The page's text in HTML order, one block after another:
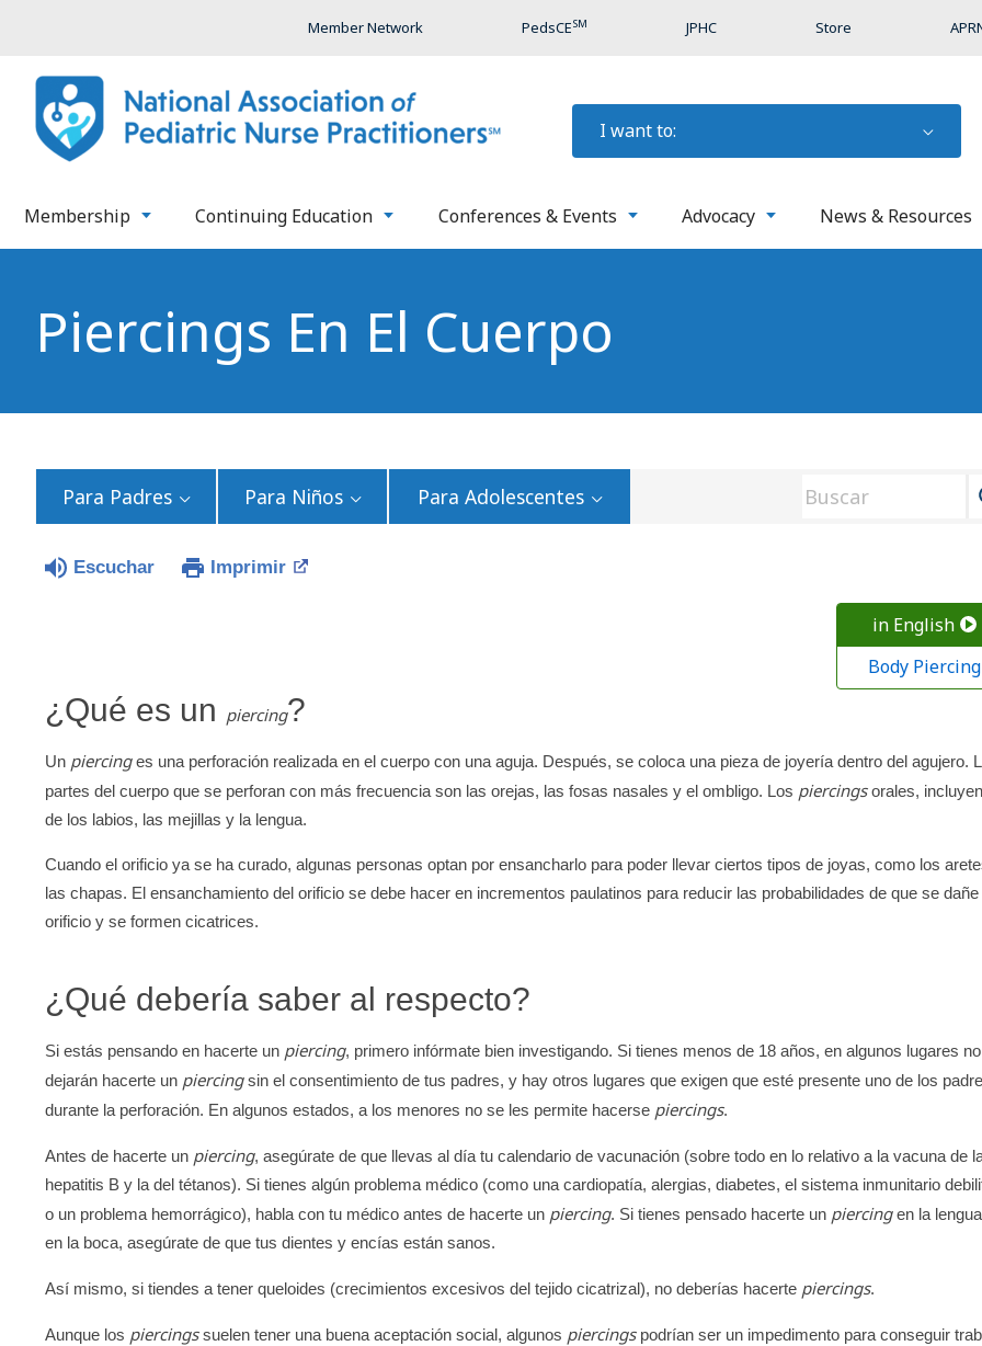
Member Network PedsCESM JPHC Store
I want to:
Membership Continuing Education Conferences & Events Advocacy News & Resources
Piercings En El Cuerpo
Para Padres Para Niños Para Adolescentes
Escuchar Imprimir
in English
Body Piercing
¿Qué es un piercing?
Un piercinges una perforación realizada en el cuerpo con una aguja. Después, se coloca una pieza de joyería dentro del agujero.
partes del cuerpo que se perforan con más frecuencia son las orejas, las fosas nasales y el ombligo. Los piercingsorales,
de los labios, las mejillas y la lengua.
Cuando el orificio ya se ha curado, algunas personas optan por ensancharlo para poder llevar ciertos tipos de joyas, como los
las chapas. El ensanchamiento del orificio se debe hacer en incrementos paulatinos para reducir las probabilidades de que se dañe
orificio y se formen cicatrices.
¿Qué debería saber al respecto?
Si estás pensando en hacerte un piercing, primero infórmate bien investigando. Si tienes menos de 18 años, en algunos lugares
dejarán hacerte un piercingsin el consentimiento de tus padres, y hay otros lugares que exigen que esté presente uno de los
durante la perforación. En algunos estados, a los menores no se les permite hacerse piercings.
Antes de hacerte un piercing, asegúrate de que llevas al día tu calendario de vacunación (sobre todo en lo relativo a la vacuna de
hepatitis B y la del tétanos). Si tienes algún problema médico (como una cardiopatía, alergias, diabetes, el sistema inmunitario
o un problema hemorrágico), habla con tu médico antes de hacerte un piercing. Si tienes pensado hacerte un piercingen la
en la boca, asegúrate de que tus dientes y encías están sanos.
Así mismo, si tiendes a tener queloides (crecimientos excesivos del tejido cicatrizal), no deberías hacerte piercings.
Aunque los piercingssuelen tener una buena aceptación social, algunos piercings podrían ser un impedimento para conseguir